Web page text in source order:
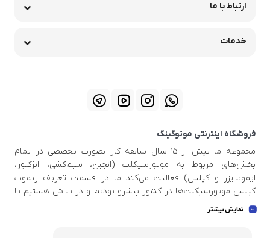
ارتباط با ما
خدمات
فروشگاه اینترنتی موتوگینگ
مجموعه ما پیش از ۱۵ سال سابقه کار بصورت تخصصی در تمام
بخش‌های مربوط به موتورسیکلت (انجین، سیم‌کشی، انژکتور،
ایموبلایزر و کیلس) فعالیت می‌کند ما در قسمت تعریف ریموت
کیلس موتورسیکلت‌ها در کشور پیشرو بودیم و در تلاش هستیم تا
اطلاعات بروزی در دست داشته باشید تا بتوانیم خدمات استاندار و
نمایش بیشتر